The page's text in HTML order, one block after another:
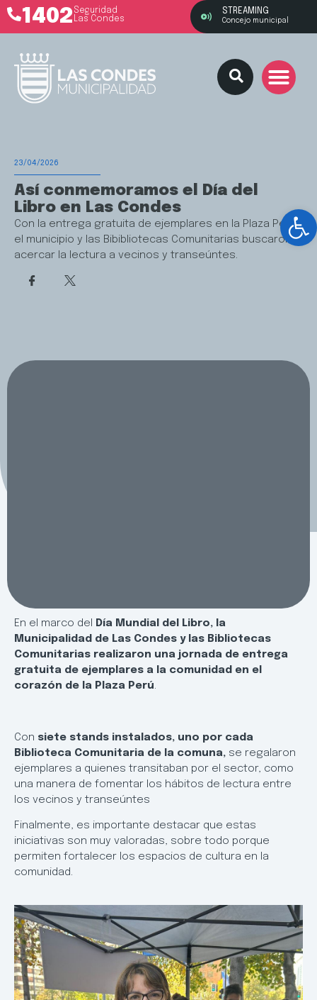
1402 Seguridad
Las Condes
STREAMING
Concejo municipal
23/04/2026
Así conmemoramos el Día del
Libro en Las Condes
Con la entrega gratuita de ejemplares en la Plaza Perú,
el municipio y las Bibibliotecas Comunitarias buscaron
acercar la lectura a vecinos y transeúntes.
En el marco del
Día Mundial del Libro, la
Municipalidad de Las Condes y las Bibliotecas
Comunitarias realizaron una jornada de entrega
gratuita de ejemplares a la comunidad en el
corazón de la Plaza Perú.
Con siete stands instalados, uno por cada
Biblioteca Comunitaria de la comuna, se regalaron
ejemplares a quienes transitaban por el sector, como
una manera de fomentar los hábitos de lectura entre
los vecinos y transeúntes
Finalmente, es importante destacar que estas
iniciativas son muy valoradas, sobre todo porque
permiten fortalecer los espacios de cultura en la
comunidad.